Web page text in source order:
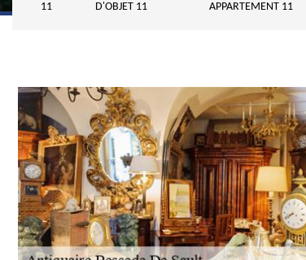
11
D'OBJET 11
APPARTEMENT 11